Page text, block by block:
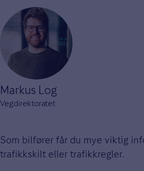
Markus Log
Vegdirektoratet
Som bilfører får du mye viktig
trafikkskilt eller trafikkregler.